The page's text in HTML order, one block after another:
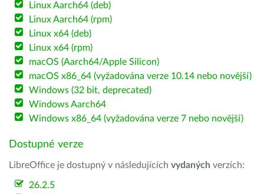
Linux Aarch64 (deb)
Linux Aarch64 (rpm)
Linux x64 (deb)
Linux x64 (rpm)
macOS (Aarch64/Apple Silicon)
macOS x86_64 (vyžadována verze 10.14 nebo novější)
Windows (32 bit, deprecated)
Windows Aarch64
Windows x86_64 (vyžadována verze 7 nebo novější)
Dostupné verze
LibreOffice je dostupný v následujících vydaných verzích:
26.2.5